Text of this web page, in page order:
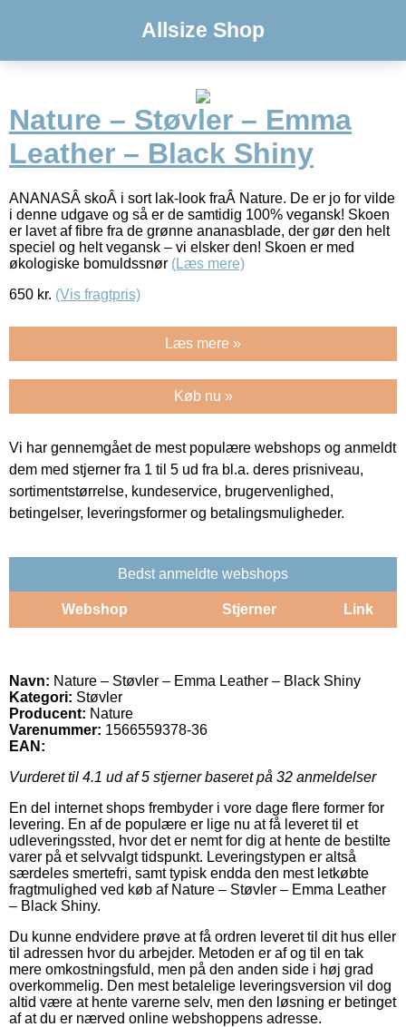
Allsize Shop
Nature – Støvler – Emma
Leather – Black Shiny
ANANASÂ skoÂ i sort lak-look fraÂ Nature. De er jo for vilde
i denne udgave og så er de samtidig 100% vegansk! Skoen
er lavet af fibre fra de grønne ananasblade, der gør den helt
speciel og helt vegansk – vi elsker den! Skoen er med
økologiske bomuldssnør (Læs mere)
650 kr. (Vis fragtpris)
Læs mere »
Køb nu »
Vi har gennemgået de mest populære webshops og anmeldt
dem med stjerner fra 1 til 5 ud fra bl.a. deres prisniveau,
sortimentstørrelse, kundeservice, brugervenlighed,
betingelser, leveringsformer og betalingsmuligheder.
Bedst anmeldte webshops
Webshop Stjerner Link
Navn: Nature – Støvler – Emma Leather – Black Shiny
Kategori: Støvler
Producent: Nature
Varenummer: 1566559378-36
EAN:
Vurderet til 4.1 ud af 5 stjerner baseret på 32 anmeldelser
En del internet shops frembyder i vore dage flere former for
levering. En af de populære er lige nu at få leveret til et
udleveringssted, hvor det er nemt for dig at hente de bestilte
varer på et selvvalgt tidspunkt. Leveringstypen er altså
særdeles smertefri, samt typisk endda den mest letkøbte
fragtmulighed ved køb af Nature – Støvler – Emma Leather
– Black Shiny.
Du kunne endvidere prøve at få ordren leveret til dit hus eller
til adressen hvor du arbejder. Metoden er af og til en tak
mere omkostningsfuld, men på den anden side i høj grad
overkommelig. Den mest betalelige leveringsversion vil dog
altid være at hente varerne selv, men den løsning er betinget
af at du er nærved online webshoppens adresse.